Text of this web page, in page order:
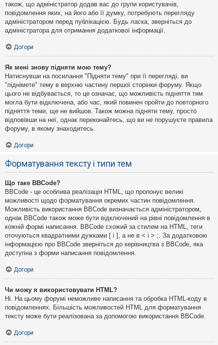
також, що адміністратор додав вас до групи користувачів,
повідомлення яких, на його або її думку, потребують перегляду
адміністратором перед публікацією. Будь ласка, зверніться до
адміністратора для отримання додаткової інформації.
Догори
Як мені знову підняти мою тему?
Натиснувши на посилання "Підняти тему" при її перегляді, ви
"піднімете" тему в верхню частину першої сторінки форуму. Якщо
цього не відбувається, то це означає, що можливість підняття тим
могла бути відключена, або час, який повинен пройти до повторного
підняття теми, ще не вийшов. Також можна підняти тему, просто
відповівши на неї, однак переконайтесь, що ви не порушуєте правила
форуму, в якому знаходитесь.
Догори
Форматування тексту і типи тем
Що таке BBCode?
BBCode - це особлива реалізація HTML, що пропонує великі
можливості щодо форматування окремих частин повідомлення.
Можливість використання BBCode визначається адміністратором,
однак BBCode також може бути відключений на рівні повідомлення в
кожній формі написання. BBCode схожий за стилем на HTML, теги
оточуються квадратними дужками [ і ], а не в < і > ;. За додатковою
інформацією про BBCode зверніться до керівництва з BBCode, яка
доступна з форми написання повідомлення.
Догори
Чи можу я використовувати HTML?
Ні. На цьому форумі неможливе написання та обробка HTML-коду в
повідомленнях. Більшість можливостей HTML для форматування
тексту може бути реалізована за допомогою використання BBCode.
Догори